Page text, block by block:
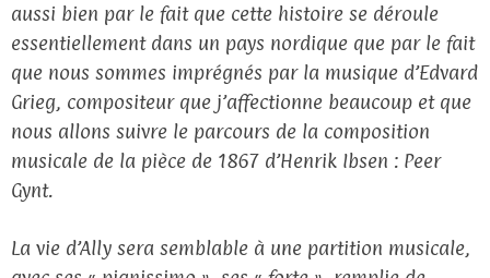
aussi bien par le fait que cette histoire se déroule
essentiellement dans un pays nordique que par le fait
que nous sommes imprégnés par la musique d’Edvard
Grieg, compositeur que j’affectionne beaucoup et que
nous allons suivre le parcours de la composition
musicale de la pièce de 1867 d’Henrik Ibsen : Peer
Gynt.
La vie d’Ally sera semblable à une partition musicale,